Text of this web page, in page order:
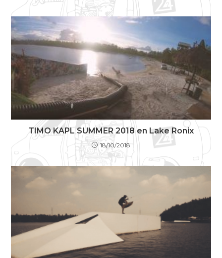
TIMO KAPL SUMMER 2018 en Lake Ronix
18/10/2018